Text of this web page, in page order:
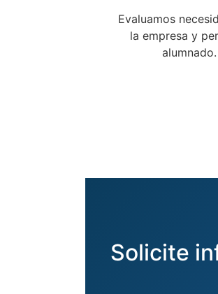
Evaluamos
la empresa y
alumnado.
Solicite